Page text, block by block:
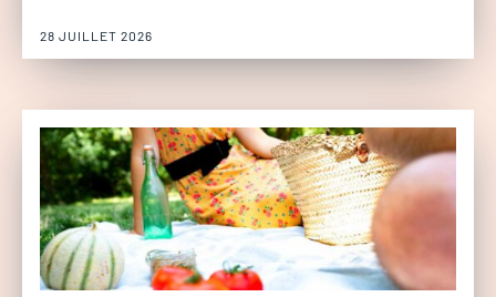
28 JUILLET 2026